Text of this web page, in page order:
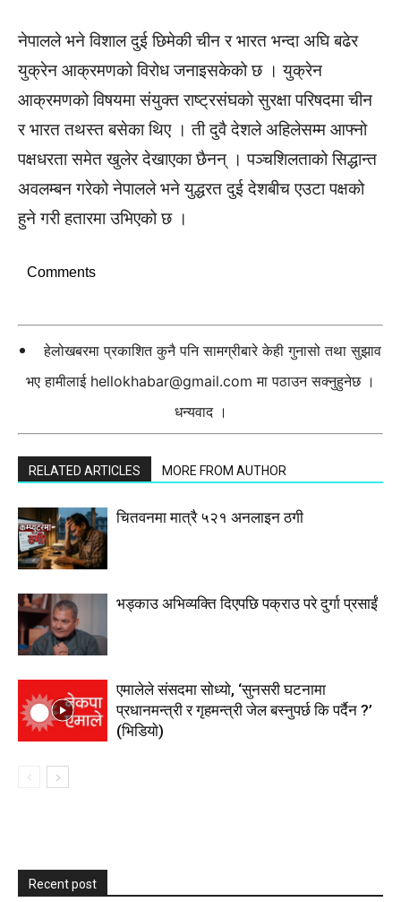
नेपालले भने विशाल दुई छिमेकी चीन र भारत भन्दा अघि बढेर
युक्रेन आक्रमणको विरोध जनाइसकेको छ । युक्रेन
आक्रमणको विषयमा संयुक्त राष्ट्रसंघको सुरक्षा परिषदमा चीन
र भारत तथस्त बसेका थिए । ती दुवै देशले अहिलेसम्म आफ्नो
पक्षधरता समेत खुलेर देखाएका छैनन् । पञ्चशिलताको सिद्धान्त
अवलम्बन गरेको नेपालले भने युद्धरत दुई देशबीच एउटा पक्षको
हुने गरी हतारमा उभिएको छ ।
Comments
हेलोखबरमा प्रकाशित कुनै पनि सामग्रीबारे केही गुनासो तथा सुझाव
भए हामीलाई hellokhabar@gmail.com मा पठाउन सक्नुहुनेछ ।
धन्यवाद ।
RELATED ARTICLES MORE FROM AUTHOR
चितवनमा मात्रै ५२१ अनलाइन ठगी
भड्काउ अभिव्यक्ति दिएपछि पक्राउ परे दुर्गा प्रसाईं
एमालेले संसदमा सोध्यो, ‘सुनसरी घटनामा
प्रधानमन्त्री र गृहमन्त्री जेल बस्नुपर्छ कि पर्दैन ?’
(भिडियाे)
Recent post